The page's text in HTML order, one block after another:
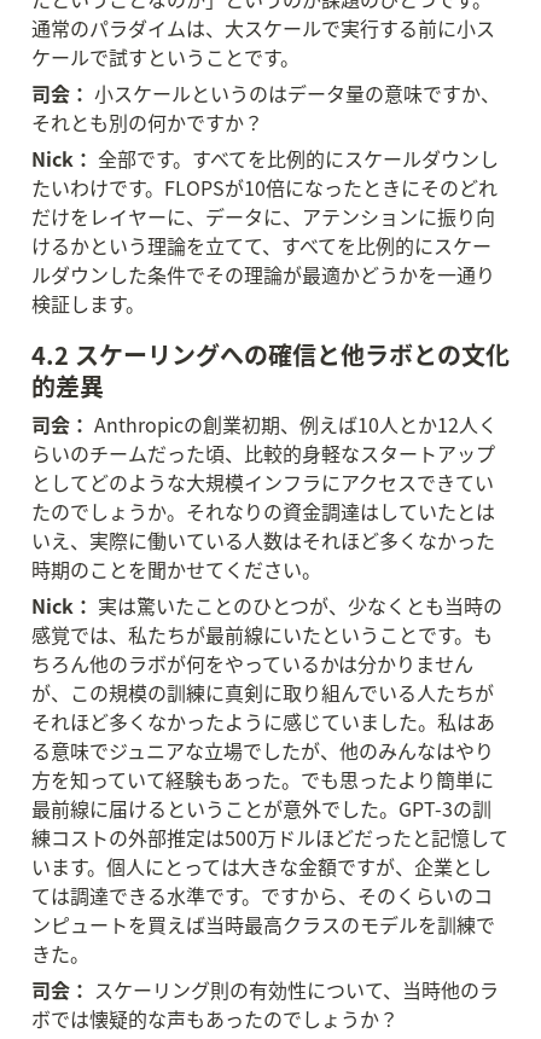
通常のパラダイムは、大スケールで実行する前に小ス
ケールで試すということです。
司会： 小スケールというのはデータ量の意味ですか、
それとも別の何かですか？
Nick： 全部です。すべてを比例的にスケールダウンし
たいわけです。FLOPSが10倍になったときにそのどれ
だけをレイヤーに、データに、アテンションに振り向
けるかという理論を立てて、すべてを比例的にスケー
ルダウンした条件でその理論が最適かどうかを一通り
検証します。
4.2 スケーリングへの確信と他ラボとの文化
的差異
司会： Anthropicの創業初期、例えば10人とか12人く
らいのチームだった頃、比較的身軽なスタートアップ
としてどのような大規模インフラにアクセスできてい
たのでしょうか。それなりの資金調達はしていたとは
いえ、実際に働いている人数はそれほど多くなかった
時期のことを聞かせてください。
Nick： 実は驚いたことのひとつが、少なくとも当時の
感覚では、私たちが最前線にいたということです。も
ちろん他のラボが何をやっているかは分かりません
が、この規模の訓練に真剣に取り組んでいる人たちが
それほど多くなかったように感じていました。私はあ
る意味でジュニアな立場でしたが、他のみんなはやり
方を知っていて経験もあった。でも思ったより簡単に
最前線に届けるということが意外でした。GPT-3の訓
練コストの外部推定は500万ドルほどだったと記憶して
います。個人にとっては大きな金額ですが、企業とし
ては調達できる水準です。ですから、そのくらいのコ
ンピュートを買えば当時最高クラスのモデルを訓練で
きた。
司会： スケーリング則の有効性について、当時他のラ
ボでは懐疑的な声もあったのでしょうか？